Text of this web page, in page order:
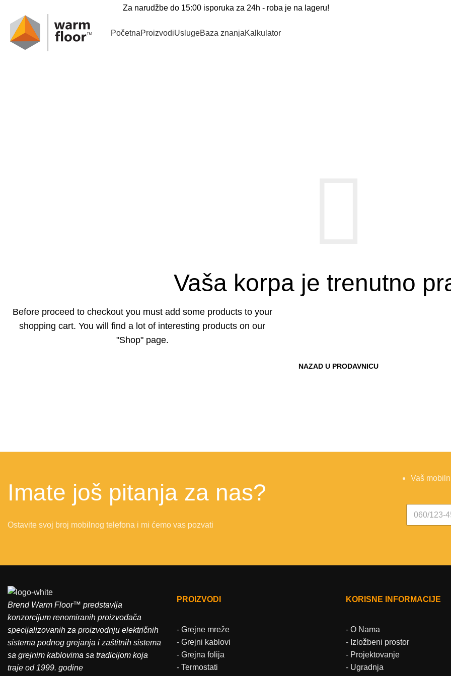
Za narudžbe do 15:00 isporuka za 24h - roba je na lageru!
PočetnaProizvodiUslugeBaza znanjaKalkulator
Vaša korpa je trenutno
Before proceed to checkout you must add some products to your
shopping cart. You will find a lot of interesting products on our
"Shop" page.
NAZAD U PRODAVNICU
Imate još pitanja za nas?
Ostavite svoj broj mobilnog telefona i mi ćemo vas pozvati
Vaš
*
Brend Warm Floor™ predstavlja
konzorcijum renomiranih proizvođača
specijalizovanih za proizvodnju električnih
sistema podnog grejanja i zaštitnih sistema
sa grejnim kablovima sa tradicijom koja
traje od 1999. godine
PROIZVODI
- Grejne mreže
- Grejni kablovi
- Grejna folija
- Termostati
KORISNE INFORMACIJE
- O Nama
- Izložbeni prostor
- Projektovanje
- Ugradnja